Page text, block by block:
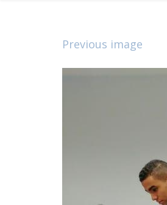
Previous image